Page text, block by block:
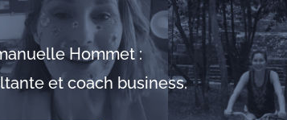
Hommet :
et coach business.